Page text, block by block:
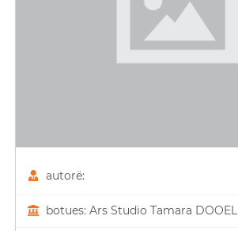
autorë:
botues: Ars Studio Tamara DOOEL